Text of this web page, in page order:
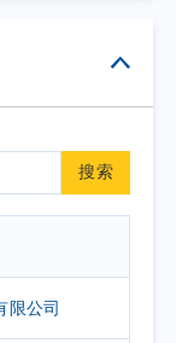
搜索
限公司